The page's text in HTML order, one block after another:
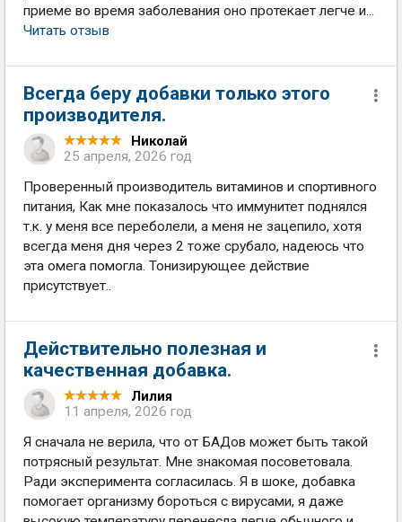
приеме во время заболевания оно протекает легче и...
Читать отзыв
Всегда беру добавки только этого
производителя.
Николай
25 апреля, 2026 год
Проверенный производитель витаминов и спортивного
питания, Как мне показалось что иммунитет поднялся
т.к. у меня все переболели, а меня не зацепило, хотя
всегда меня дня через 2 тоже срубало, надеюсь что
эта омега помогла. Тонизирующее действие
присутствует..
Действительно полезная и
качественная добавка.
Лилия
11 апреля, 2026 год
Я сначала не верила, что от БАДов может быть такой
потрясный результат. Мне знакомая посоветовала.
Ради эксперимента согласилась. Я в шоке, добавка
помогает организму бороться с вирусами, я даже